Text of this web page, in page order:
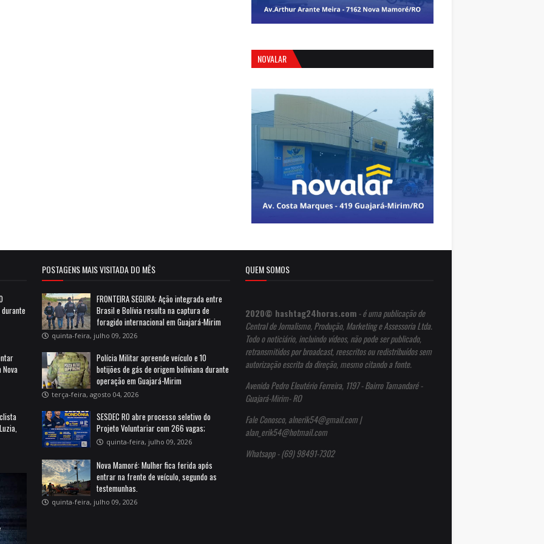
NOVALAR
POSTAGENS MAIS VISITADA DO MÊS
FRONTEIRA SEGURA: Ação integrada entre
Brasil e Bolívia resulta na captura de
foragido internacional em Guajará-Mirim
quinta-feira, julho 09, 2026
Polícia Militar apreende veículo e 10
botijões de gás de origem boliviana durante
operação em Guajará-Mirim
terça-feira, agosto 04, 2026
SESDEC RO abre processo seletivo do
Projeto Voluntariar com 266 vagas;
quinta-feira, julho 09, 2026
Nova Mamoré: Mulher fica ferida após
entrar na frente de veículo, segundo as
testemunhas.
quinta-feira, julho 09, 2026
QUEM SOMOS
2020© hashtag24horas.com - é uma publicação de
Central de Jornalismo, Produção, Marketing e Assessoria Ltda.
Todo o noticiário, incluindo vídeos, não pode ser publicado,
retransmitidos por broadcast, reescritos ou redistribuídos sem
autorização escrita da direção, mesmo citando a fonte.
Avenida Pedro Eleutério Ferreira, 1197 - Bairro Tamandaré -
Guajará-Mirim- RO
Fale Conosco, alnerik54@gmail.com |
alan_erik54@hotmail.com
Whatsapp - (69) 98491-7302